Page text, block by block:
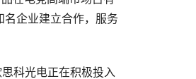
名企业建立合作，服务
科光电正在积极投入